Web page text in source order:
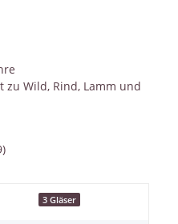
zu Wild, Rind, Lamm und
3 Gläser